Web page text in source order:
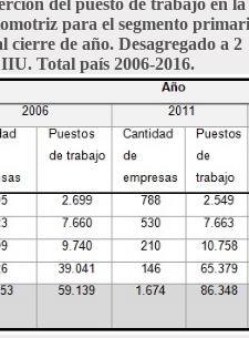
del puesto de trabajo en la
para el segmento
cierre de año. Desagregado a 2
Total país 2006-2016.